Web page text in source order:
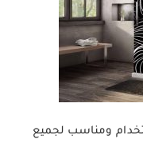
ومناسب لجميع